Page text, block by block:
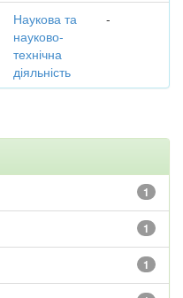
Наукова та
науково-
технічна
діяльність
-
1
1
1